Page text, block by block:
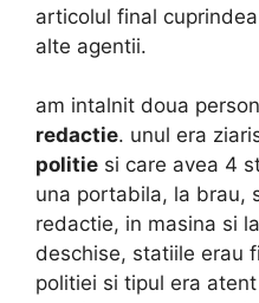
articolul final
alte agentii.
am intalnit doua
redactie. unul era
politie si care avea 4
una portabila, la brau,
redactie, in masina si
deschise, statiile erau
politiei si tipul era